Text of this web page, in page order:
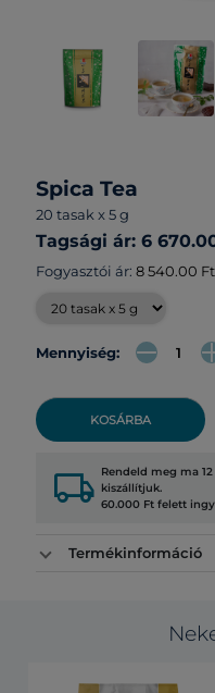
Spica Tea
20 tasak x 5 g
Tagsági ár: 6
Fogyasztói ár: 8 540.00 Ft
Mennyiség:
KOSÁRBA
local_shipping Rendeld meg ma
kiszállítjuk.
60.000 Ft felett
Termékinformáció